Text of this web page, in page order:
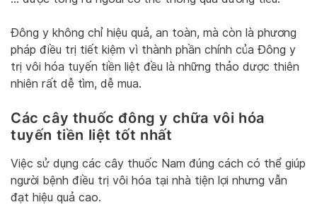
Đông y không chỉ hiệu quả, an toàn, mà còn là phương
pháp điều trị tiết kiệm vì thành phần chính của Đông y
trị vôi hóa tuyến tiền liệt đều là những thảo dược thiên
nhiên rất dễ tìm, dễ mua.
Các cây thuốc đông y chữa vôi hóa
tuyến tiền liệt tốt nhất
Việc sử dụng các cây thuốc Nam đúng cách có thể giúp
người bệnh điều trị vôi hóa tại nhà tiện lợi nhưng vẫn
đạt hiệu quả cao.